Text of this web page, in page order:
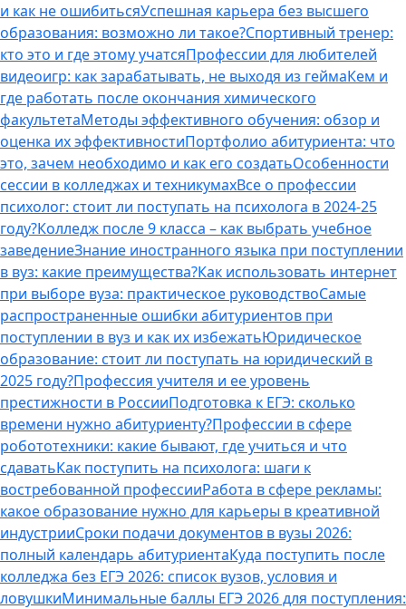
и как не ошибитьсяУспешная карьера без высшего
образования: возможно ли такое?Спортивный тренер:
кто это и где этому учатсяПрофессии для любителей
видеоигр: как зарабатывать, не выходя из геймаКем и
где работать после окончания химического
факультетаМетоды эффективного обучения: обзор и
оценка их эффективностиПортфолио абитуриента: что
это, зачем необходимо и как его создатьОсобенности
сессии в колледжах и техникумахВсе о профессии
психолог: стоит ли поступать на психолога в 2024-25
году?Колледж после 9 класса – как выбрать учебное
заведениеЗнание иностранного языка при поступлении
в вуз: какие преимущества?Как использовать интернет
при выборе вуза: практическое руководствоСамые
распространенные ошибки абитуриентов при
поступлении в вуз и как их избежатьЮридическое
образование: стоит ли поступать на юридический в
2025 году?Профессия учителя и ее уровень
престижности в РоссииПодготовка к ЕГЭ: сколько
времени нужно абитуриенту?Профессии в сфере
робототехники: какие бывают, где учиться и что
сдаватьКак поступить на психолога: шаги к
востребованной профессииРабота в сфере рекламы:
какое образование нужно для карьеры в креативной
индустрииСроки подачи документов в вузы 2026:
полный календарь абитуриентаКуда поступить после
колледжа без ЕГЭ 2026: список вузов, условия и
ловушкиМинимальные баллы ЕГЭ 2026 для поступления: